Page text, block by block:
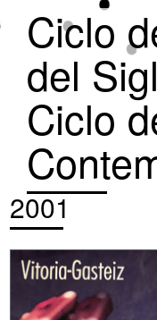
Ciclo
del
Ciclo
2001